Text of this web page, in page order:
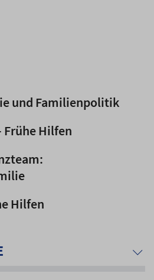
und Familienpolitik
Frühe Hilfen
Hilfen